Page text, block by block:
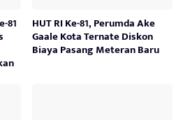
81 HUT RI Ke-81, Perumda Ake
Gaale Kota Ternate Diskon
Biaya Pasang Meteran Baru